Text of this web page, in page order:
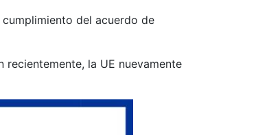
del acuerdo de
la UE nuevamente